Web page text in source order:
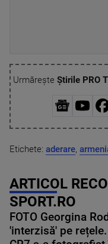
Urmărește Știrile PRO
Etichete: aderare,
ARTICOL
SPORT.RO
FOTO Georgina
'interzisă' pe